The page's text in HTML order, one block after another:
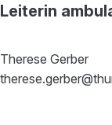
Leiterin
Therese Gerber